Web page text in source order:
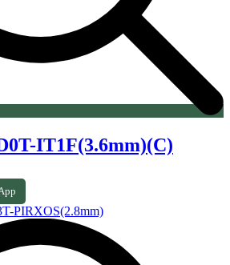
IT1F(3.6mm)(C)